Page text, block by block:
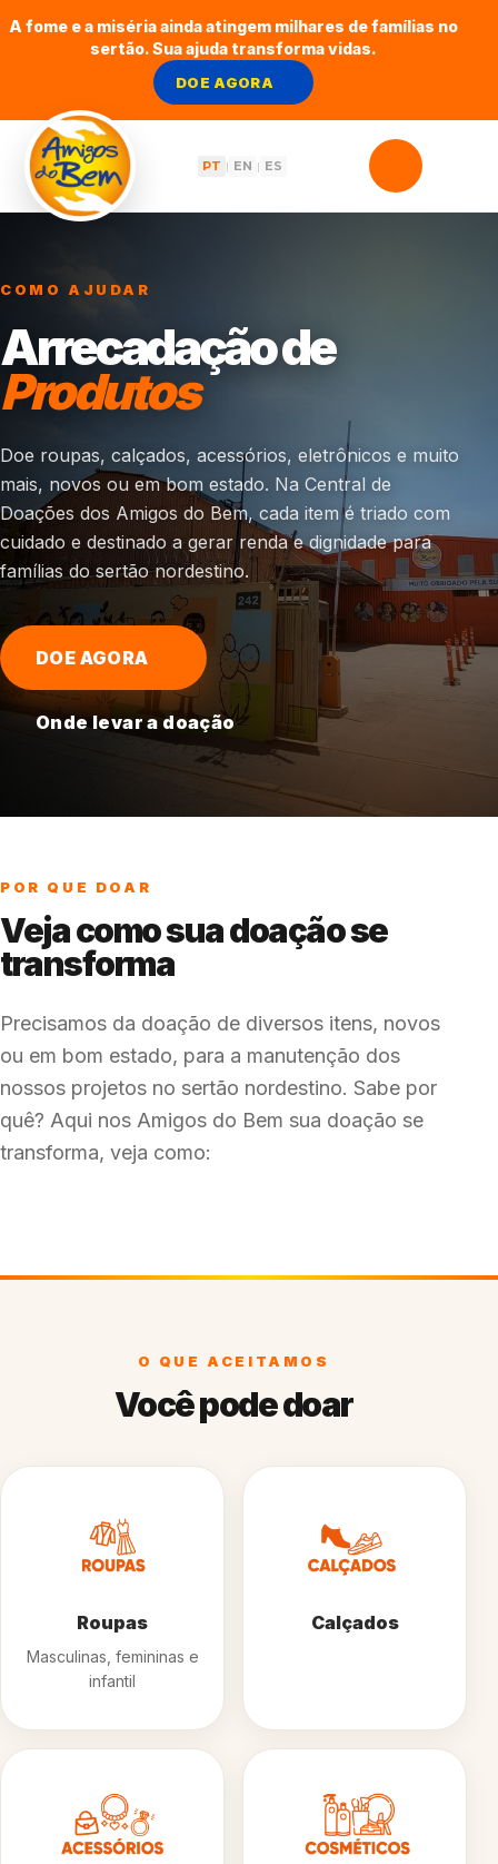
A fome e a miséria ainda atingem milhares de famílias no
sertão. Sua ajuda transforma vidas.
DOE AGORA
PT | EN | ES
COMO AJUDAR
Arrecadação de
Produtos
Doe roupas, calçados, acessórios, eletrônicos e muito
mais, novos ou em bom estado. Na Central de
Doações dos Amigos do Bem, cada item é triado com
cuidado e destinado a gerar renda e dignidade para
famílias do sertão nordestino.
DOE AGORA
Onde levar a doação
POR QUE DOAR
Veja como sua doação se
transforma
Precisamos da doação de diversos itens, novos
ou em bom estado, para a manutenção dos
nossos projetos no sertão nordestino. Sabe por
quê? Aqui nos Amigos do Bem sua doação se
transforma, veja como:
O QUE ACEITAMOS
Você pode doar
Roupas
Masculinas, femininas e
infantil
Calçados